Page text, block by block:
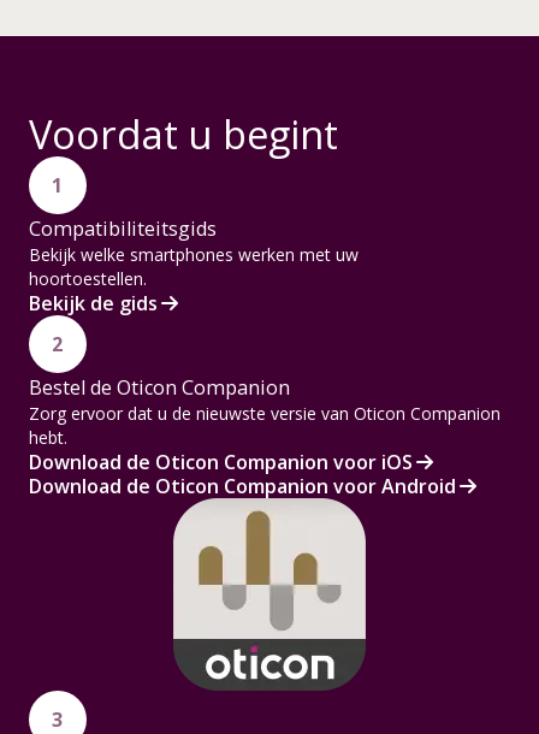
Voordat u begint
1
Compatibiliteitsgids
Bekijk welke smartphones werken met uw
hoortoestellen.
Bekijk de gids
2
Bestel de Oticon Companion
Zorg ervoor dat u de nieuwste versie van Oticon Companion
hebt.
Download de Oticon Companion voor iOS
Download de Oticon Companion voor Android
3